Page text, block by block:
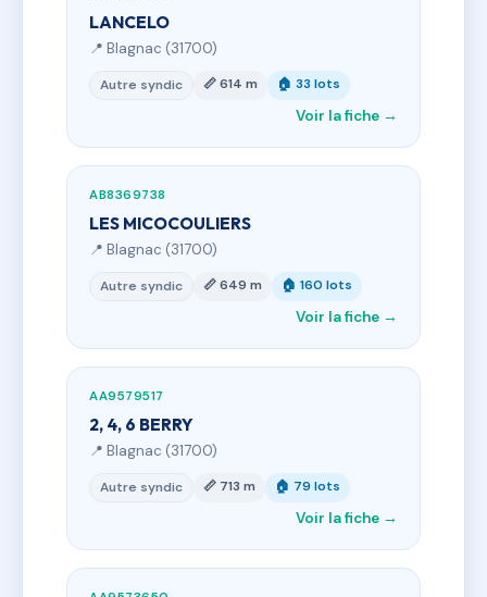
LANCELO
📍 Blagnac (31700)
Autre syndic 📏 614 m 🏠 33 lots
Voir la fiche →
AB8369738
LES MICOCOULIERS
📍 Blagnac (31700)
Autre syndic 📏 649 m 🏠 160 lots
Voir la fiche →
AA9579517
2, 4, 6 BERRY
📍 Blagnac (31700)
Autre syndic 📏 713 m 🏠 79 lots
Voir la fiche →